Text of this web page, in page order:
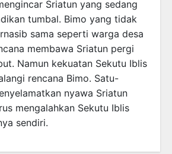
Sriatun yang sedang
tumbal. Bimo yang tidak
sama seperti warga desa
membawa Sriatun pergi
Namun kekuatan Sekutu Iblis
rencana Bimo. Satu-
nyawa Sriatun
mengalahkan Sekutu Iblis
sendiri.